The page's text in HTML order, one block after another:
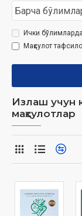
Ички
Маҳсулот
Излаш учун
маҳсулотлар